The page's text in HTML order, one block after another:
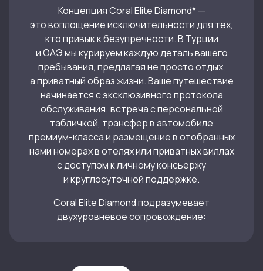
Концепция Coral Elite Diamond* —
это воплощение исключительности для тех,
кто привык к безупречности. В Турции
и ОАЭ мы курируем каждую деталь вашего
пребывания, предлагая не просто отдых,
а приватный образ жизни. Ваше путешествие
начинается с эксклюзивного протокола
обслуживания: встреча с персональной
табличкой, трансфер в автомобиле
премиум-класса и размещение в отобранных
нами номерах в отелях или приватных виллах
с доступом к личному консьержу
и круглосуточной поддержке.
Сoral Elite Diamond подразумевает
двухуровневое сопровождение: